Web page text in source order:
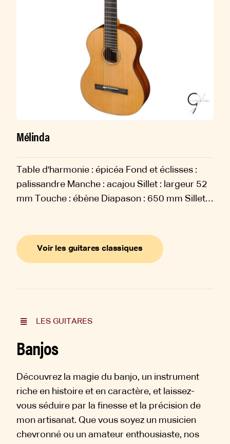
Mélinda
Table d'harmonie : épicéa Fond et éclisses :
palissandre Manche : acajou Sillet : largeur 52
mm Touche : ébène Diapason : 650 mm Sillets
Voir les guitares classiques
LES GUITARES
Banjos
Découvrez la magie du banjo, un instrument
riche en histoire et en caractère, et laissez-
vous séduire par la finesse et la précision de
mon artisanat. Que vous soyez un musicien
chevronné ou un amateur enthousiaste, nos